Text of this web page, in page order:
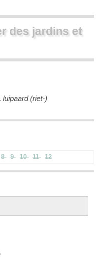
des jardins et
luipaard (riet-)
8 9 10 11 12